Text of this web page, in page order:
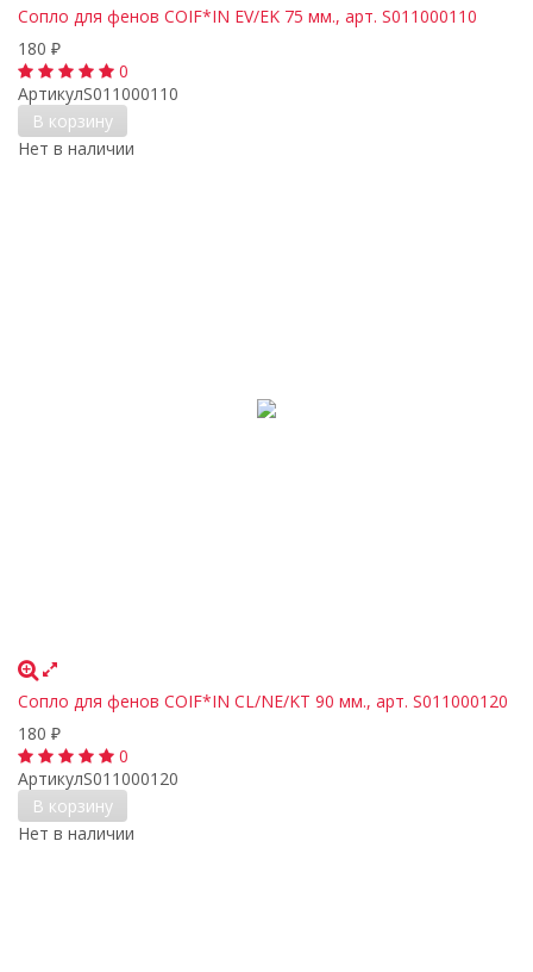
Сопло для фенов COIF*IN EV/EK 75 мм., арт. S011000110
180 ₽
0
АртикулS011000110
В корзину
Нет в наличии
Сопло для фенов COIF*IN CL/NE/KT 90 мм., арт. S011000120
180 ₽
0
АртикулS011000120
В корзину
Нет в наличии